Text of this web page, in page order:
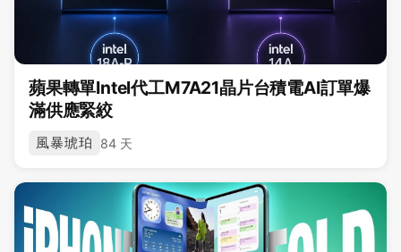
蘋果轉單Intel代工M7A21晶片台積電AI訂單爆
滿供應緊絞
風暴琥珀 84 天